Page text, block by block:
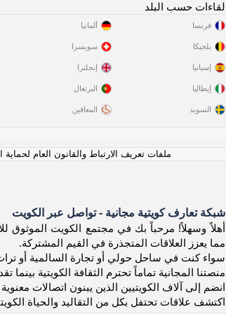
لقاءات حسب البلد
فرنسا
بلجيكا
إسبانيا
إيطاليا
السويد
ألمانيا
سويسرا
إنجلترا
البرتغال
المعاقين
ملفات تعريف الارتباط والقانون العام لحماية
شبكة تعارف كويتية مجانية - تواصل عبر الكويت
مما يعزز العلاقات المتجذرة في القيم المشتركة.
سواء كنت في ساحل حولي أو تجارة السالمية أو تراث
منصتنا المجانية تماماً تحترم الثقافة الكويتية
انضم إلى آلاف الكويتيين الذين يبنون اتصالات
اكتشف علاقات تحتفل بكل من التقاليد والحياة